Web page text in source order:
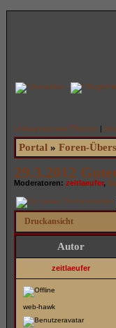
Anmelden
Unbeantwortete Themen |
Portal » Foren-
29.3.2012
Moderatoren: zeitlaeufer,
Druckansicht
Autor
zeitlaeufer
web-hawk